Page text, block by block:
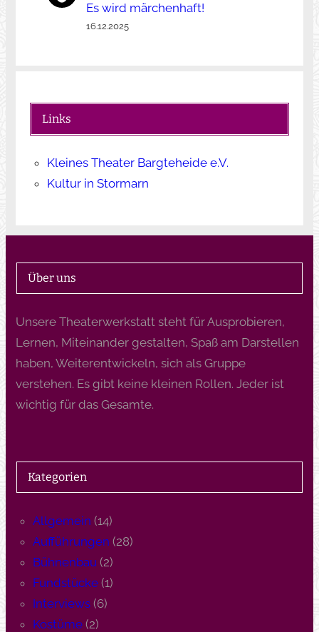
Es wird märchenhaft!
16.12.2025
Links
Kleines Theater Bargteheide e.V.
Kultur in Stormarn
Über uns
Unsere Theaterwerkstatt steht für Ausprobieren,
Lernen, Miteinander gestalten, Spaß am Darstellen
haben, Weiterentwickeln, sich als Gruppe
verstehen. Es gibt keine kleinen Rollen. Jeder ist
wichtig für das Gesamte.
Kategorien
Allgemein (14)
Aufführungen (28)
Bühnenbau(2)
Fundstücke(1)
Interviews(6)
Kostüme(2)